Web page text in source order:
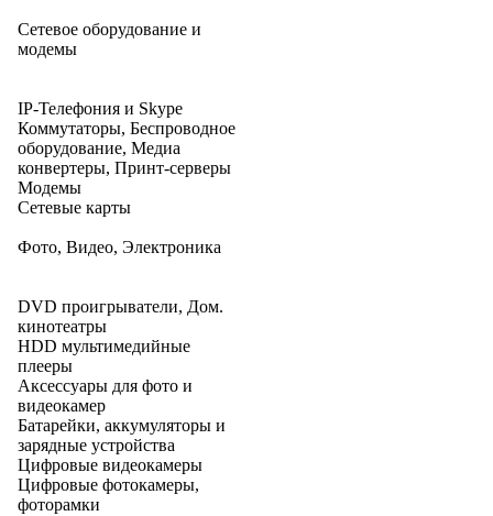
Сетевое оборудование и
модемы
IP-Телефония и Skype
Коммутаторы, Беспроводное
оборудование, Медиа
конвертеры, Принт-серверы
Модемы
Сетевые карты
Фото, Видео, Электроника
DVD проигрыватели, Дом.
кинотеатры
HDD мультимедийные
плееры
Аксессуары для фото и
видеокамер
Батарейки, аккумуляторы и
зарядные устройства
Цифровые видеокамеры
Цифровые фотокамеры,
фоторамки